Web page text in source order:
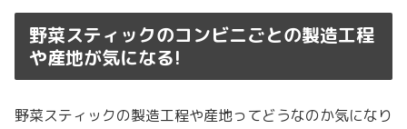
野菜スティックのコンビニごとの製造工程
や産地が気になる!
野菜スティックの製造工程や産地ってどうなのか気になり